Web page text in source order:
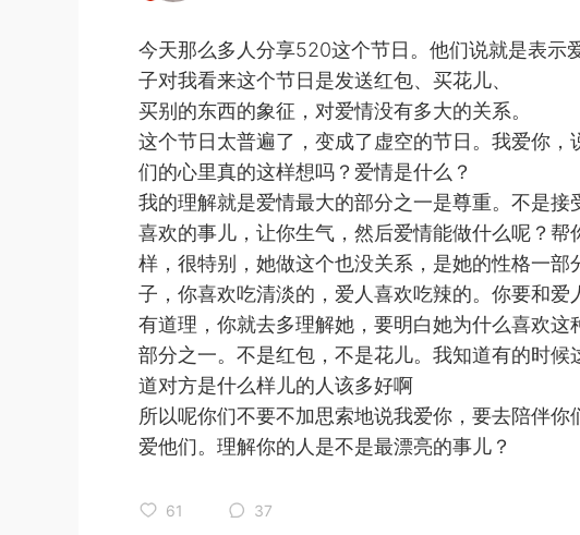
今天那么多人分享520这个节日。他们说就是表示
子对我看来这个节日是发送红包、买花儿、
买别的东西的象征，对爱情没有多大的关系。
这个节日太普遍了，变成了虚空的节日。我爱你
们的心里真的这样想吗？爱情是什么？
我的理解就是爱情最大的部分之一是尊重。不是
喜欢的事儿，让你生气，然后爱情能做什么呢？
样，很特别，她做这个也没关系，是她的性格一部
子，你喜欢吃清淡的，爱人喜欢吃辣的。你要和
有道理，你就去多理解她，要明白她为什么喜欢
部分之一。不是红包，不是花儿。我知道有的时
道对方是什么样儿的人该多好啊
所以呢你们不要不加思索地说我爱你，要去陪伴
爱他们。理解你的人是不是最漂亮的事儿？
61 37